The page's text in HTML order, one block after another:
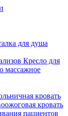
для душа
Кресло для
массажное
кровать
кровать
пациентов